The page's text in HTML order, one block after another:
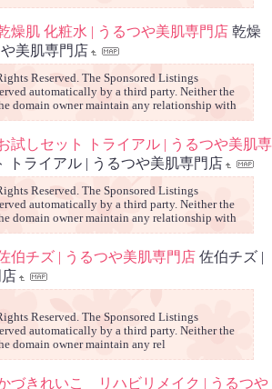
燥肌 化粧水 | うるつや美肌専門店 乾燥
美肌専門店
Reserved. The Sponsored Listings
automatically by a third party. Neither the
domain owner maintain any relationship with
試しセット トライアル | うるつや美肌専
トライアル | うるつや美肌専門店
Reserved. The Sponsored Listings
automatically by a third party. Neither the
domain owner maintain any relationship with
伯チズ | うるつや美肌専門店 佐伯チズ |
Reserved. The Sponsored Listings
automatically by a third party. Neither the
domain owner maintain any rel
づきれいこ リハビリメイク | うるつや